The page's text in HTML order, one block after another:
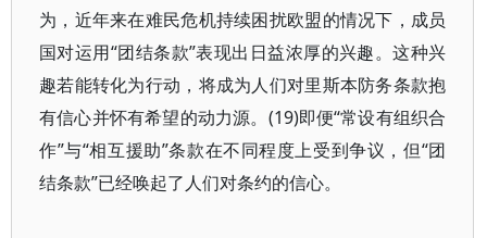
为，近年来在难民危机持续困扰欧盟的情况下，成员
国对运用“团结条款”表现出日益浓厚的兴趣。这种兴
趣若能转化为行动，将成为人们对里斯本防务条款抱
有信心并怀有希望的动力源。(19)即便“常设有组织合
作”与“相互援助”条款在不同程度上受到争议，但“团
结条款”已经唤起了人们对条约的信心。